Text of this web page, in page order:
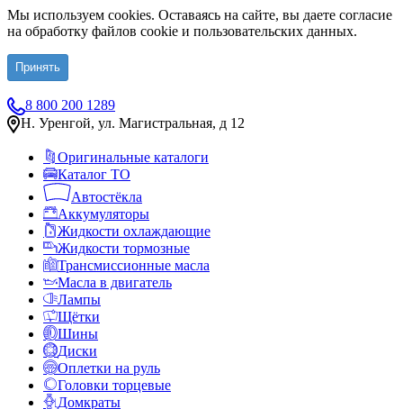
Мы используем cookies. Оставаясь на сайте, вы даете согласие
на обработку файлов cookie и пользовательских данных.
Принять
8 800 200 1289
Н. Уренгой, ул. Магистральная, д 12
Оригинальные каталоги
Каталог ТО
Автостёкла
Аккумуляторы
Жидкости охлаждающие
Жидкости тормозные
Трансмиссионные масла
Масла в двигатель
Лампы
Щётки
Шины
Диски
Оплетки на руль
Головки торцевые
Домкраты